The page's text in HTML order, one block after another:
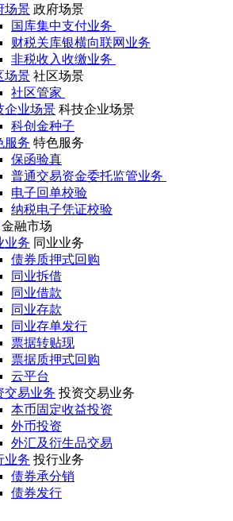
场景 政府场景
国库集中支付业务
财税关库银横向联网业务
非税收入收缴业务
场景 社区场景
社区管家
企业场景 科技企业场景
科创金种子
服务 特色服务
保函验真
普通交易资金委托监管业务
电子回单校验
纳税电子凭证校验
金融市场
业务 同业业务
债券质押式回购
同业拆借
同业借款
同业存款
同业存单发行
票据转贴现
票据质押式回购
云平台
交易业务 投资交易业务
本币固定收益投资
外币投资
外汇及衍生品交易
业务 投行业务
债券承分销
债券发行